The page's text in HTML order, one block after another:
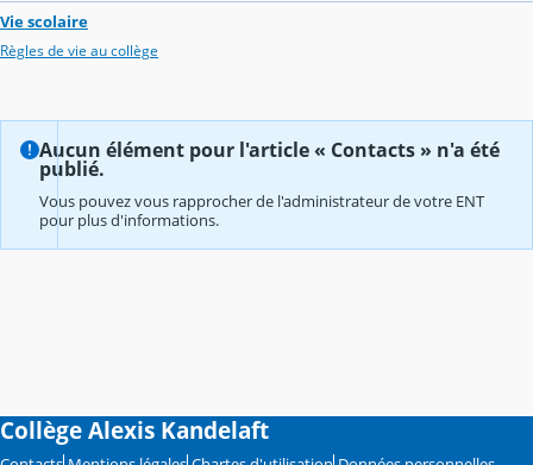
Vie scolaire
Règles de vie au collège
Aucun élément pour l'article « Contacts » n'a été
publié.
Vous pouvez vous rapprocher de l'administrateur de votre ENT
pour plus d'informations.
Collège Alexis Kandelaft